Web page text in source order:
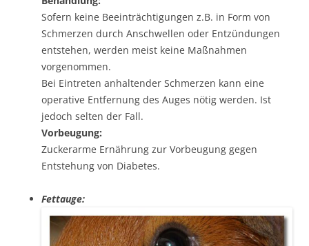
Sofern keine Beeinträchtigungen z.B. in Form von
Schmerzen durch Anschwellen oder Entzündungen
entstehen, werden meist keine Maßnahmen
vorgenommen.
Bei Eintreten anhaltender Schmerzen kann eine
operative Entfernung des Auges nötig werden. Ist
jedoch selten der Fall.
Vorbeugung:
Zuckerarme Ernährung zur Vorbeugung gegen
Entstehung von Diabetes.
Fettauge: